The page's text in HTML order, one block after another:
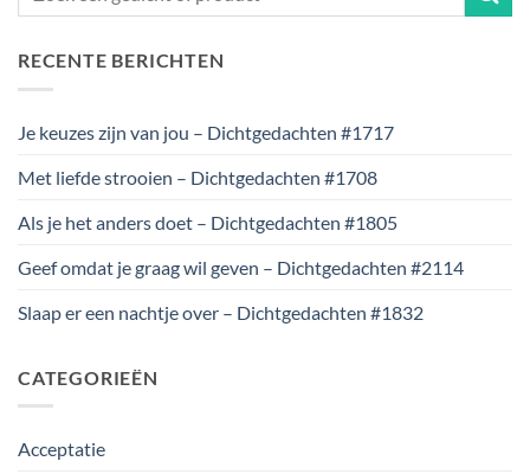
RECENTE BERICHTEN
Je keuzes zijn van jou – Dichtgedachten #1717
Met liefde strooien – Dichtgedachten #1708
Als je het anders doet – Dichtgedachten #1805
Geef omdat je graag wil geven – Dichtgedachten #2114
Slaap er een nachtje over – Dichtgedachten #1832
CATEGORIEËN
Acceptatie